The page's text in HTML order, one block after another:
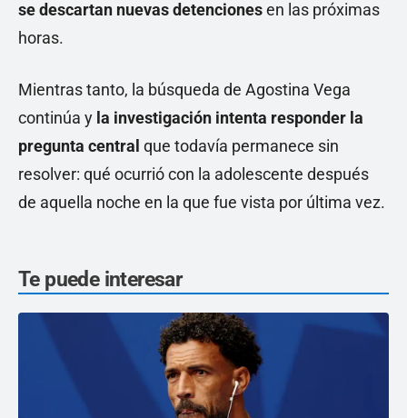
se descartan nuevas detencionesen las próximas
horas.
Mientras tanto, la búsqueda de Agostina Vega
continúa y la investigación intenta responder la
pregunta central que todavía permanece sin
resolver: qué ocurrió con la adolescente después
de aquella noche en la que fue vista por última vez.
Te puede interesar